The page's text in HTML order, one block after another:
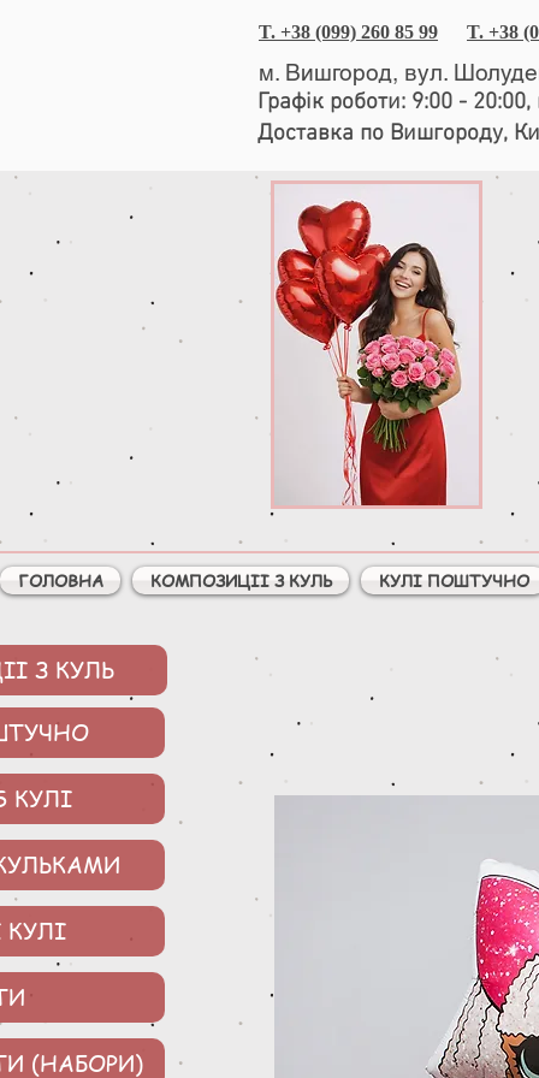
T. +38 (099) 260 85 99 T. +38
м. Вишгород, вул.
Графік роботи: 9:00 -
Доставка по Вишгороду,
ГОЛОВНА КОМПОЗИЦІІ З КУЛЬ КУЛІ ПОШТУЧНО
З КУЛЬ
КУЛІ
(НАБОРИ)
КУЛІ